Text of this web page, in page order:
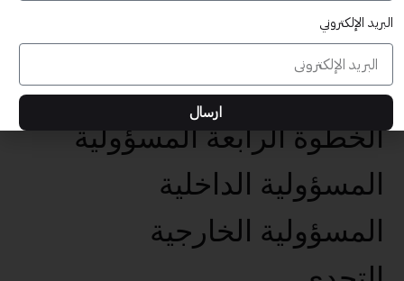
عناصر تحقيق الأهداف الخمس
تحديد الهدف الفعال
الخطوة الرابعة المسؤولية
المسؤولية الداخلية
المسؤولية الخارجية
البريد الإلكتروني
ارسال